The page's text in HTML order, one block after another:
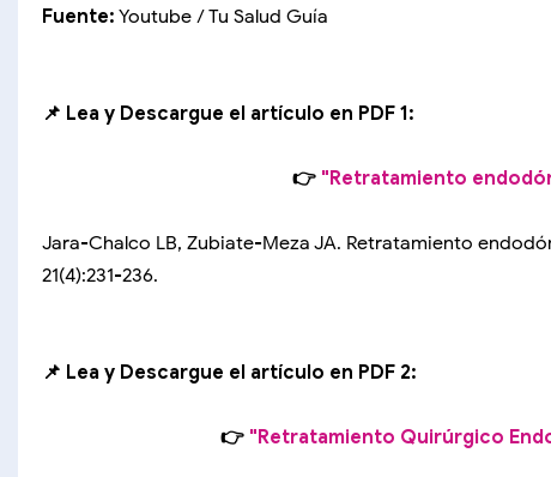
Fuente: Youtube / Tu Salud Guía
📌 Lea y Descargue el artículo en PDF 1:
👉 "Retratamiento
Jara-Chalco LB, Zubiate-Meza JA. Retratamiento
21(4):231-236.
📌 Lea y Descargue el artículo en PDF 2:
👉"Retratamiento Quirúrgico